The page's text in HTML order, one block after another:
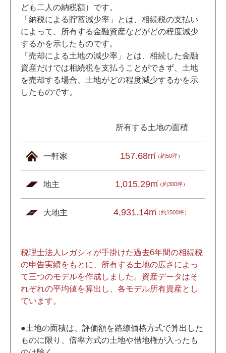
ども二人の納税額）です。
「納税による貯蓄減少率」とは、相続税の支払い
によって、所有する金融資産などがどの程度減少
するかを示したものです。
「売却による土地の減少率」とは、相続した金融
資産だけでは相続税を支払うことができず、土地
を売却する場合、土地がどの程度減少するかを示
したものです。
所有する土地の面積
一軒家 157.68m2（約50坪）
地主 1,015.29m2（約300坪）
大地主 4,931.14m2（約1500坪）
税理士法人レガシィが手掛けた過去6年間の相続税
の申告実績をもとに、所有する土地の広さによっ
て三つのモデルを作成しました。資産データはそ
れぞれの平均値を算出し、各モデル所有資産とし
ています。
●土地の面積は、評価額を路線価格方式で算出した
ものに限り、倍率方式の土地や借地権が入ったも